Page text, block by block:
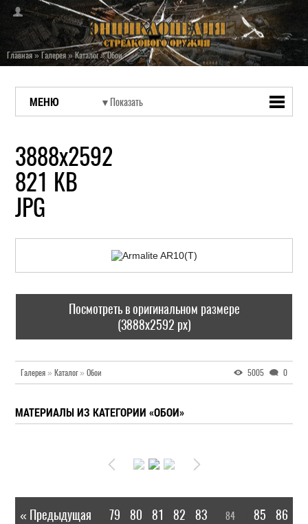
Главная»Галерея»Каталог»Обои
МЕНЮ
3888х2592
821 KB
JPG
Посмотреть в оригинальном размере
(3888x2592 px)
Галерея » Каталог» Обои 5005 0
МАТЕРИАЛЫ ИЗ КАТЕГОРИИ «ОБОИ»
« Предыдущая 79 80 81 82 83 84 85 86